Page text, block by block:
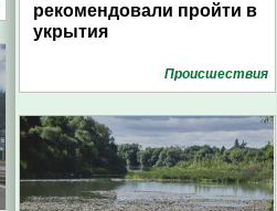
рекомендовали пройти в
укрытия
Проиcшествия